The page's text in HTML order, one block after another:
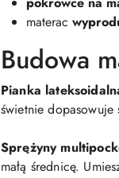
materac
Budowa
Pianka
świetnie dopasowuje
Sprężyny
małą średnicę.